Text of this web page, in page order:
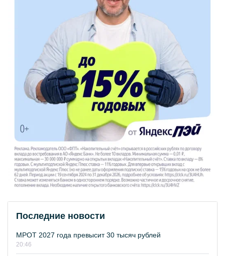
Последние новости
МРОТ 2027 года превысит 30 тысяч рублей
20:46